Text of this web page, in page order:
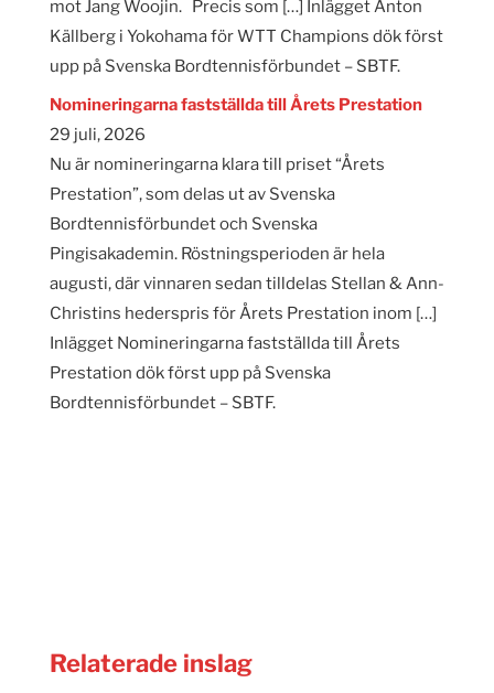
mot Jang Woojin. Precis som […] Inlägget Anton
Källberg i Yokohama för WTT Champions dök först
upp på Svenska Bordtennisförbundet – SBTF.
Nomineringarna fastställda till Årets Prestation
29 juli, 2026
Nu är nomineringarna klara till priset “Årets
Prestation”, som delas ut av Svenska
Bordtennisförbundet och Svenska
Pingisakademin. Röstningsperioden är hela
augusti, där vinnaren sedan tilldelas Stellan & Ann-
Christins hederspris för Årets Prestation inom […]
Inlägget Nomineringarna fastställda till Årets
Prestation dök först upp på Svenska
Bordtennisförbundet – SBTF.
Relaterade inslag